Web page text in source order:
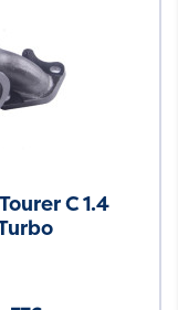
C 1.4